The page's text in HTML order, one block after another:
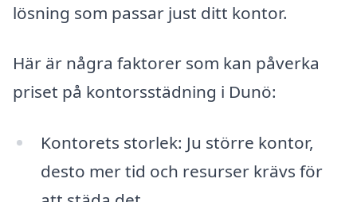
lösning som passar just ditt kontor.
Här är några faktorer som kan påverka
priset på kontorsstädning i Dunö:
Kontorets storlek: Ju större kontor,
desto mer tid och resurser krävs för